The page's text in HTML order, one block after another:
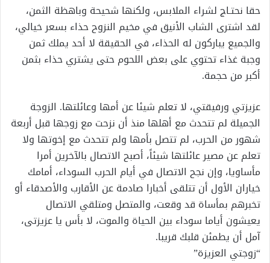
حقا نحتـاج لشراء الملابس، ولكنها شحيحة وباهظة الثمن،
لقد اشترى الشاب الأنيق في مخيم النزوح حذاء بسعر خيالي،
والجميع يباركون له الحذاء، في الحقيقة لا أحد يملك ثمن
وجبة غذاء تحتوي على بعض اللحوم حتى يشتري حذاء بثمن
أكبر من حجمة.
عزيزتي ورفيقتي، لا تعلم شيئا عن أمها وعائلتها. الزوجة
الجميلة لم تتحدث مع أهلها منذ أن نزحت مع زوجها قبل أربعة
شهور من الحرب، لم تتصل بأمها ولم تتحدث مع إخوتها ولا
تعلم عن مصير عائلتها شيئاً، أصبح الاتصال بالآخرين أمرا
مأساويا، وإن نجح الاتصال في أيام الحرب السوداء، أمامك
خیاران الأول أن تتلقى أخبارا صادمة عن الأقارب والأصدقاء أو
تخبرهم بمأساة قد وقعت، والمتصل ومتلقي الاتصال
يعيشون أياما سوداء بين الحياة والموت، لا بأس یا عزیزتی،
آمل أن يطمئن قلبك قريبا.
“زوجتي العزيزة”